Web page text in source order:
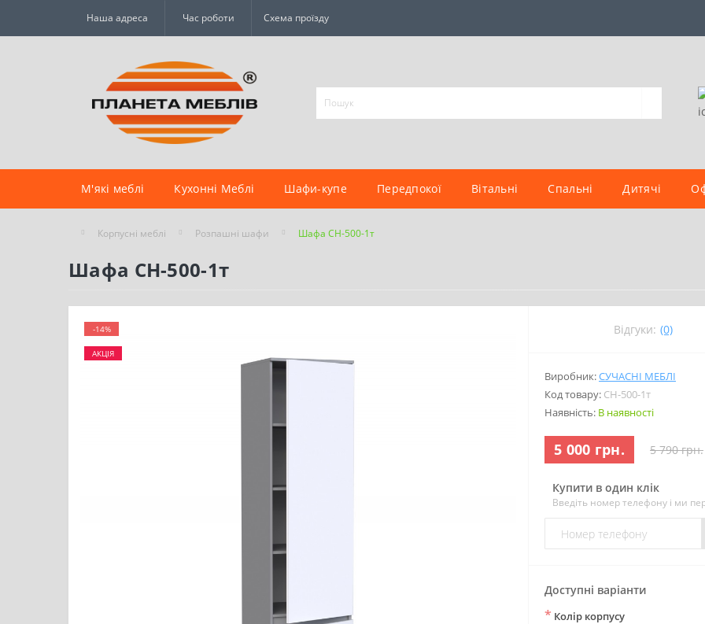
Наша адреса Час роботи Схема проїзду
М'які меблі Кухонні Меблі Шафи-купе Передпокої Вітальні Спальні Дитячі
Корпусні меблі Розпашні шафи Шафа СН-500-1т
Шафа СН-500-1т
-14%
АКЦІЯ
Відгуки: (0)
Виробник:СУЧАСНІ МЕБЛІ
Код товару: СН-500-1т
Наявність: В наявності
5 000 грн. 5 790 грн.
Купити в один клік
Введіть номер телефону і ми
Доступні варіанти
* Колір корпусу